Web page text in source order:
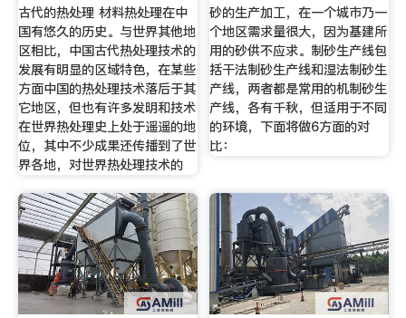
古代的热处理 材料热处理在中
国有悠久的历史。与世界其他地
区相比，中国古代热处理技术的
发展有明显的区域特色，在某些
方面中国的热处理技术落后于其
它地区，但也有许多发明和技术
在世界热处理史上处于遥遥的地
位，其中不少成果还传播到了世
界各地，对世界热处理技术的
砂的生产加工，在一个城市乃一
个地区需求量很大，因为基建所
用的砂供不应求。制砂生产线包
括干法制砂生产线和湿法制砂生
产线，两者都是常用的机制砂生
产线，各有千秋，但适用于不同
的环境，下面将做6方面的对
比：